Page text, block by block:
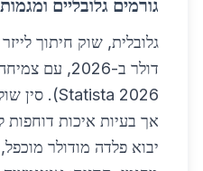
גורמים גלובליים ומגמות 2026
אך בעיות איכות דוחפות
יבוא פלדה מודולר